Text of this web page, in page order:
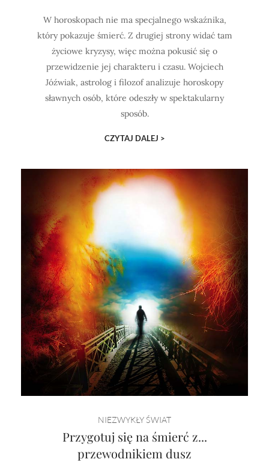
W horoskopach nie ma specjalnego wskaźnika,
który pokazuje śmierć. Z drugiej strony widać tam
życiowe kryzysy, więc można pokusić się o
przewidzenie jej charakteru i czasu. Wojciech
Jóźwiak, astrolog i filozof analizuje horoskopy
sławnych osób, które odeszły w spektakularny
sposób.
CZYTAJ DALEJ >
NIEZWYKŁY ŚWIAT
Przygotuj się na śmierć z...
przewodnikiem dusz